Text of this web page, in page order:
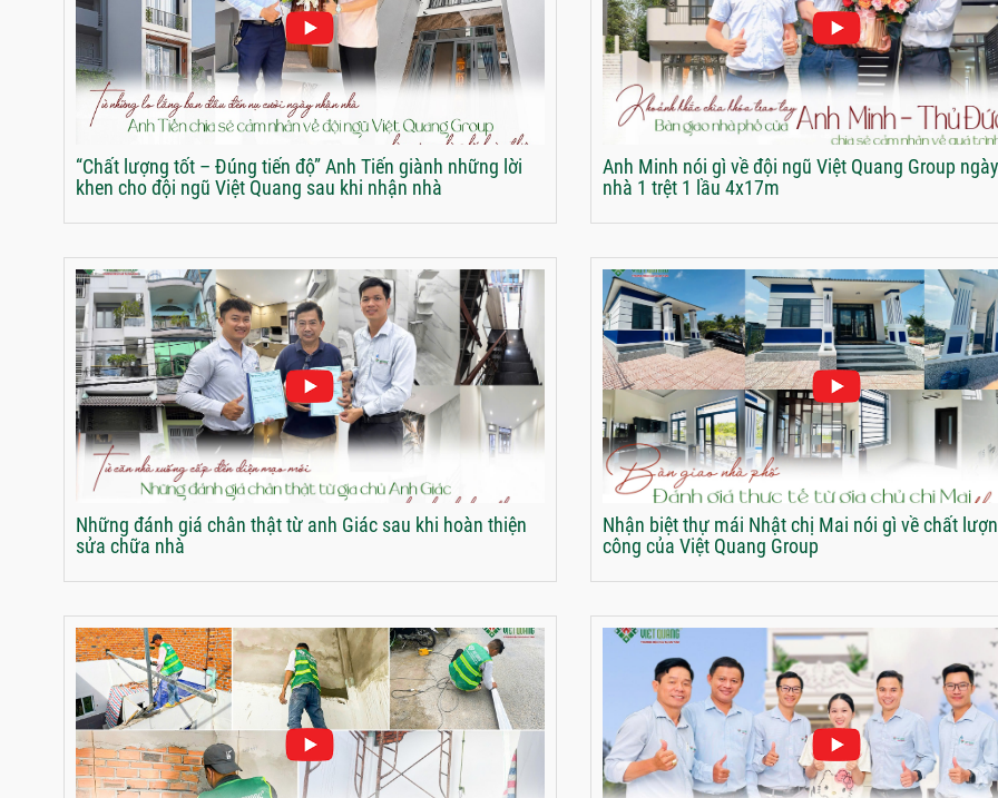
“Chất lượng tốt – Đúng tiến độ” Anh Tiến giành những lời
khen cho đội ngũ Việt Quang sau khi nhận nhà
Anh Minh nói gì về đội ngũ Việt Quang Group
nhà 1 trệt 1 lầu 4x17m
Những đánh giá chân thật từ anh Giác sau khi hoàn thiện
sửa chữa nhà
Nhận biệt thự mái Nhật chị Mai nói gì về chất
công của Việt Quang Group